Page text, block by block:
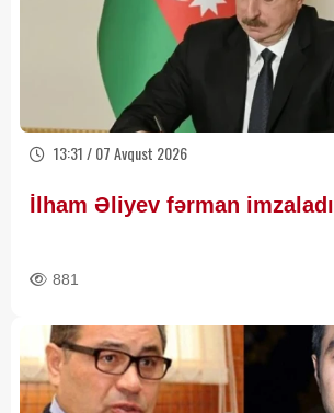
13:31 / 07 Avqust 2026
İlham Əliyev fərman imzaladı
881